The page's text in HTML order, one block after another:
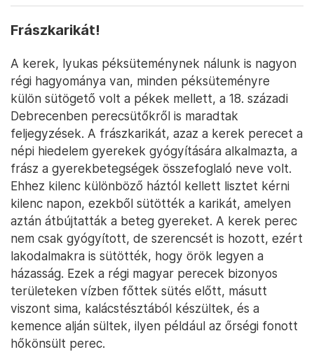
Frászkarikát!
A kerek, lyukas péksüteménynek nálunk is nagyon
régi hagyománya van, minden péksüteményre
külön sütögető volt a pékek mellett, a 18. századi
Debrecenben perecsütőkről is maradtak
feljegyzések. A frászkarikát, azaz a kerek perecet a
népi hiedelem gyerekek gyógyítására alkalmazta, a
frász a gyerekbetegségek összefoglaló neve volt.
Ehhez kilenc különböző háztól kellett lisztet kérni
kilenc napon, ezekből sütötték a karikát, amelyen
aztán átbújtatták a beteg gyereket. A kerek perec
nem csak gyógyított, de szerencsét is hozott, ezért
lakodalmakra is sütötték, hogy örök legyen a
házasság. Ezek a régi magyar perecek bizonyos
területeken vízben főttek sütés előtt, másutt
viszont sima, kalácstésztából készültek, és a
kemence alján sültek, ilyen például az őrségi fonott
hőkönsült perec.